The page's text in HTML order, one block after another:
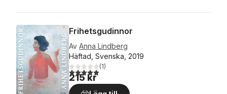
Frihetsgudinnor
Av Anna Lindberg
Häftad, Svenska, 2019
5,0utav 5 stjärnor. Totalt antal röster:
(1)
215 kr